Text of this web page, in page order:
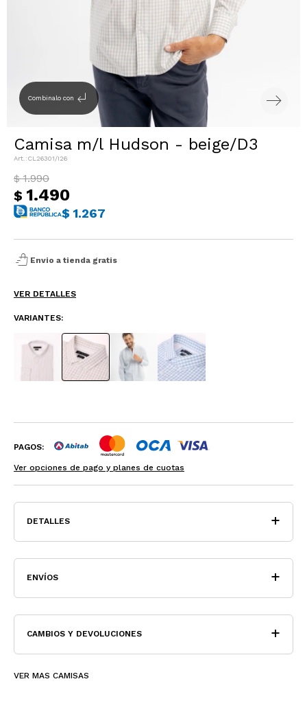
Combinalo con subdirectory_arrow_left
Camisa m/l Hudson - beige/D3
CL26301/I26
$ 1.490
$ 1.990
$ 1.267
shopping_bag_speed Envio a tienda gratis
VER DETALLES
VARIANTES:
PAGOS:
Ver opciones de pago y planes de cuotas
DETALLES
ENVÍOS
CAMBIOS Y DEVOLUCIONES
VER MAS CAMISAS